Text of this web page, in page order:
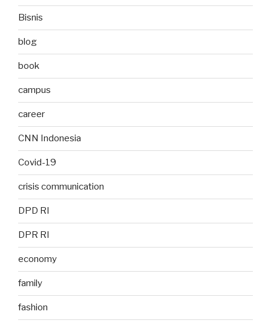
Bisnis
blog
book
campus
career
CNN Indonesia
Covid-19
crisis communication
DPD RI
DPR RI
economy
family
fashion